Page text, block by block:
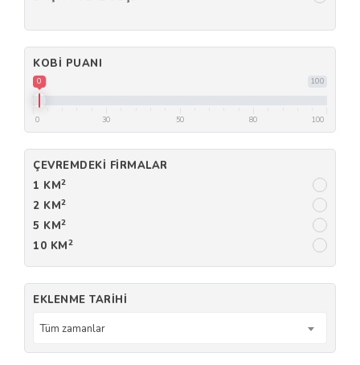
KOBI PUANI
100
0
0 30 50 80 100
ÇEVREMDEKI FIRMALAR
1 KM2
2 KM2
5 KM2
10 KM2
EKLENME TARIHI
Tüm zamanlar